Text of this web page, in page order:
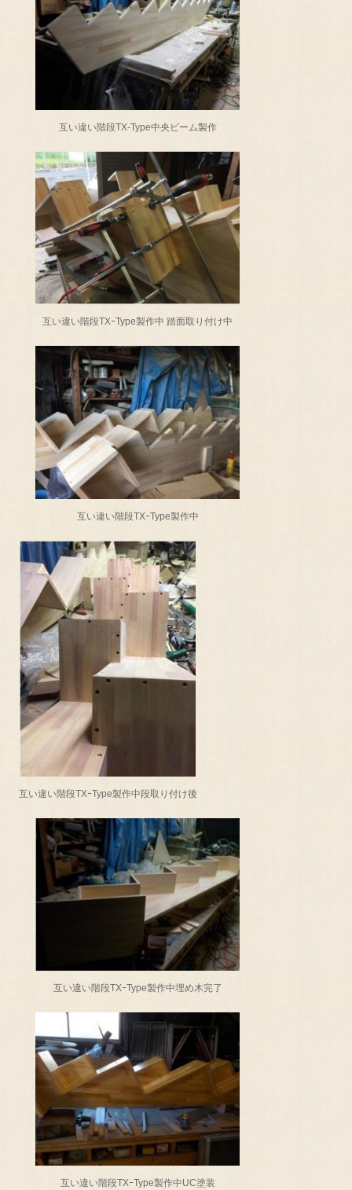
互い違い階段TX-Type中央ビーム製作
互い違い階段TXｰType製作中 踏面取り付け中
互い違い階段TXｰType製作中
互い違い階段TXｰType製作中段取り付け後
互い違い階段TXｰType製作中埋め木完了
互い違い階段TXｰType製作中UC塗装